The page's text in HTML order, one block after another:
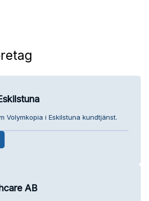
Volymkopia i Eskilstuna kundtjänst.
AB